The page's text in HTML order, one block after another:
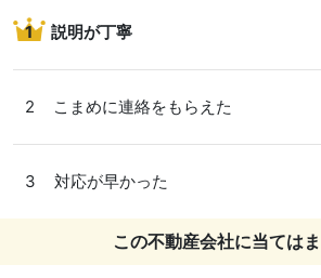
1 説明が丁寧
2 こまめに連絡をもらえた
3 対応が早かった
この不動産会社に当ては